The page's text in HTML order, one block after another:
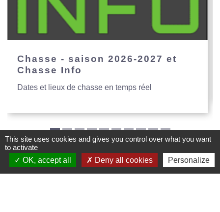
Chasse - saison 2026-2027 et
Chasse Info
Dates et lieux de chasse en temps réel
Mairie de Creys Mepieu
This site uses cookies and gives you control over what you want
to activate
OK, accept all
Deny all cookies Personalize